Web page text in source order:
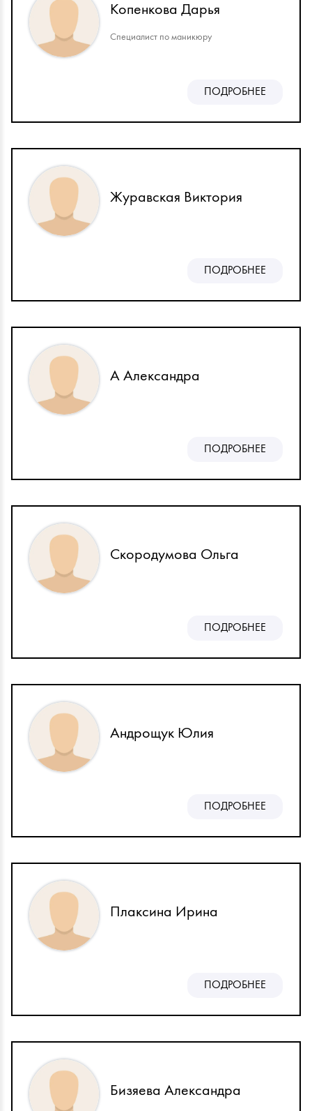
Копенкова Дарья
Специалист по маникюру
ПОДРОБНЕЕ
Журавская Виктория
ПОДРОБНЕЕ
А Александра
ПОДРОБНЕЕ
Скородумова Ольга
ПОДРОБНЕЕ
Андрощук Юлия
ПОДРОБНЕЕ
Плаксина Ирина
ПОДРОБНЕЕ
Бизяева Александра